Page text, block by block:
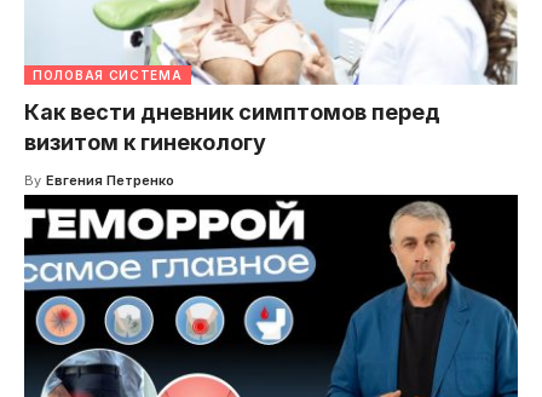
ПОЛОВАЯ СИСТЕМА
Как вести дневник симптомов перед
визитом к гинекологу
By Евгения Петренко